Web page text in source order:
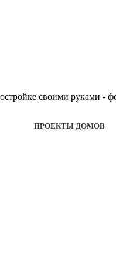
ПРОЕКТЫ ДОМОВ